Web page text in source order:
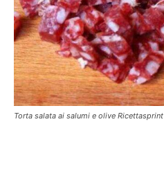
Torta salata ai salumi e olive Ricettasprint